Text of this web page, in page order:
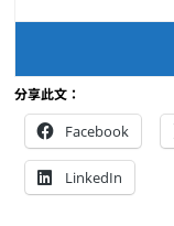
分享此文：
Facebook
LinkedIn